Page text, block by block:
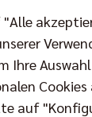
"Alle
Ihre
Cookies
auf